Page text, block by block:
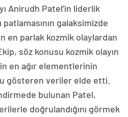
Anirudh Patel’in liderlik
patlamasının galaksimizde
en parlak kozmik olaylardan
söz konusu kozmik olayın
en ağır elementlerinin
gösteren veriler elde etti.
bulunan Patel,
doğrulandığını görmek